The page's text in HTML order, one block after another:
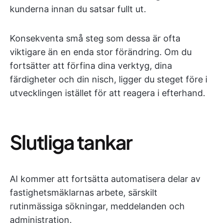
kunderna innan du satsar fullt ut.
Konsekventa små steg som dessa är ofta
viktigare än en enda stor förändring. Om du
fortsätter att förfina dina verktyg, dina
färdigheter och din nisch, ligger du steget före i
utvecklingen istället för att reagera i efterhand.
Slutliga tankar
AI kommer att fortsätta automatisera delar av
fastighetsmäklarnas arbete, särskilt
rutinmässiga sökningar, meddelanden och
administration.